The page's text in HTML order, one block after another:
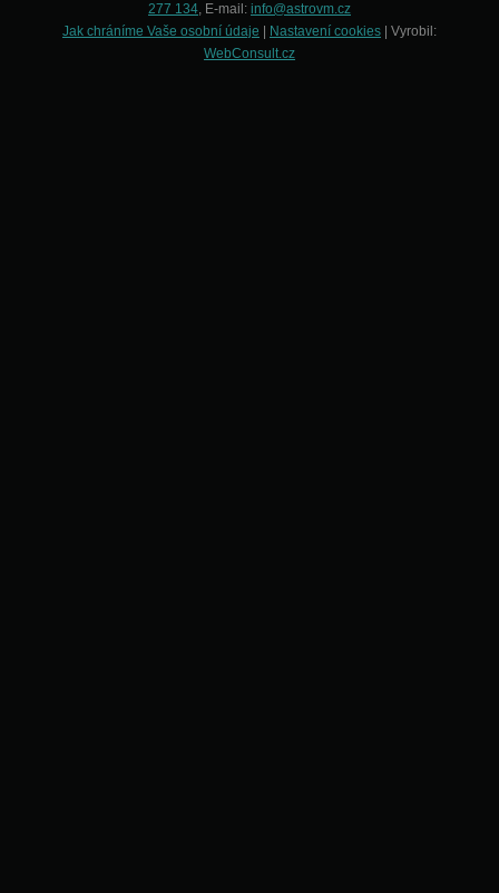
277 134, E-mail: info@astrovm.cz
Jak chráníme Vaše osobní údaje
Nastavení cookies | Vyrobil:
WebConsult.cz